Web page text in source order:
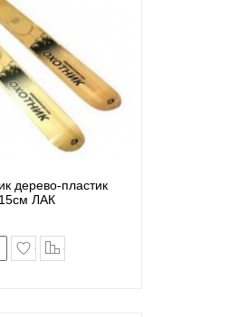
дерево-пластик
ЛАК
в закладки